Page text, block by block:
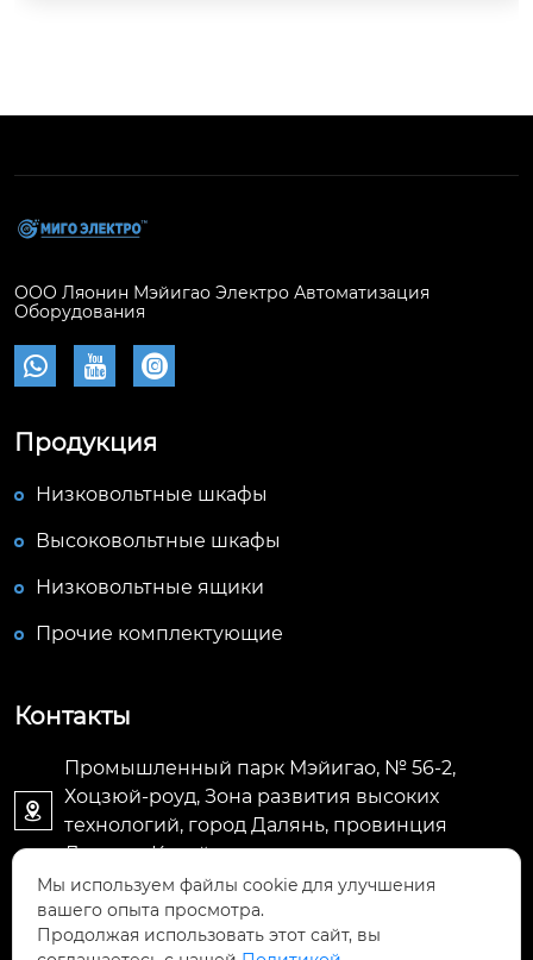
ООО Ляонин Мэйигао Электро Автоматизация
Оборудования
  
Продукция
Низковольтные шкафы
Высоковольтные шкафы
Низковольтные ящики
Прочие комплектующие
Контакты

Промышленный парк Мэйигао, № 56-2,
Хоцзюй-роуд, Зона развития высоких
технологий, город Далянь, провинция
Ляонин, Китай
 E-mail: jacky@meygo.cn
Мы используем файлы cookie для улучшения
вашего опыта просмотра.
Продолжая использовать этот сайт, вы